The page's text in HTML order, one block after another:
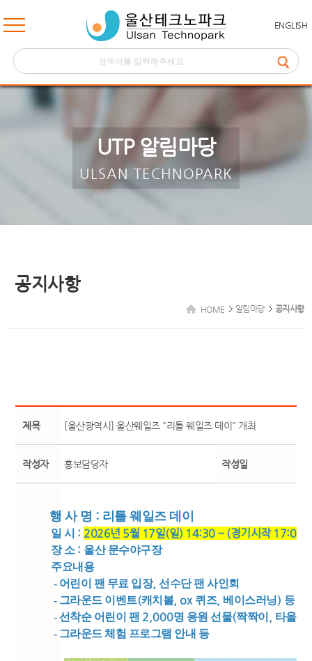
ENGLISH
UTP 알림마당
ULSAN TECHNOPARK
공지사항
HOME 알림마당 공지사항
제목 [울산광역시] 울산웨일즈 "리틀 웨일즈 데이" 개최
작성자 홍보담당자 작성일
행 사 명 : 리틀 웨일즈 데이
일 시 : 2026년 5월 17일(일) 14:30 ~ (경기시작 17:00,
장 소 : 울산 문수야구장
주요내용
- 어린이 팬 무료 입장,선수단 팬 사인회
- 그라운드 이벤트(캐치볼, ox 퀴즈, 베이스러닝) 등
- 선착순 어린이 팬 2,000명 응원 선물(짝짝이 , 타올)
- 그라운드 체험 프로그램 안내 등